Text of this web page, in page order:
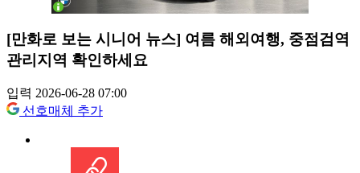
[만화로 보는 시니어 뉴스] 여름 해외여행, 중점검역
관리지역 확인하세요
입력 2026-06-28 07:00
선호매체 추가